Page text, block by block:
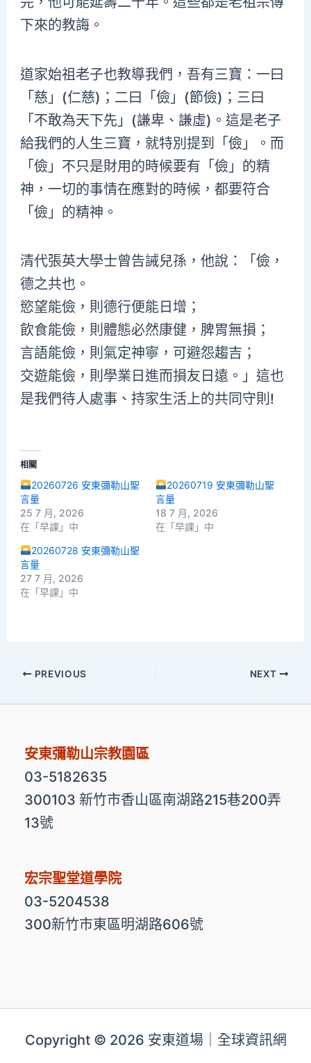
下來的教誨。
道家始祖老子也教導我們，吾有三寶：一曰
「慈」(仁慈)；二曰「儉」(節儉)；三曰
「不敢為天下先」(謙卑、謙虛)。這是老子
給我們的人生三寶，就特別提到「儉」。而
「儉」不只是財用的時候要有「儉」的精
神，一切的事情在應對的時候，都要符合
「儉」的精神。
清代張英大學士曾告誡兒孫，他說：「儉，
德之共也。
慾望能儉，則德行便能日增；
飲食能儉，則體態必然康健，脾胃無損；
言語能儉，則氣定神寧，可避怨趨吉；
交遊能儉，則學業日進而損友日遠。」這也
是我們待人處事、持家生活上的共同守則!
相關
20260726 安東彌勒山聖
言量
25 7 月, 2026
在「早課」中
20260719 安東彌勒山聖
言量
18 7 月, 2026
在「早課」中
20260728 安東彌勒山聖
言量
27 7 月, 2026
在「早課」中
PREVIOUS NEXT
安東彌勒山宗教園區
03-5182635
300103 新竹市香山區南湖路215巷200弄
13號
宏宗聖堂道學院
03-5204538
300新竹市東區明湖路606號
Copyright © 2026 安東道場｜全球資訊網